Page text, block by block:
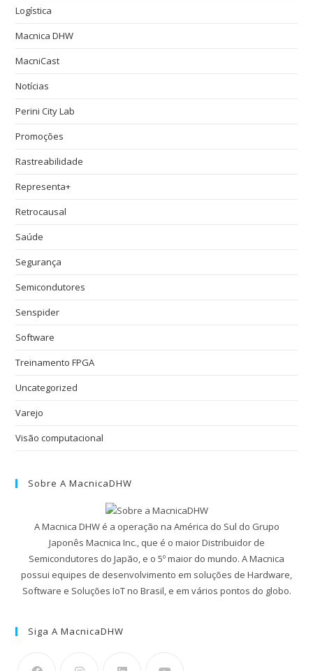
Logística
Macnica DHW
MacniCast
Notícias
Perini City Lab
Promoções
Rastreabilidade
Representa+
Retrocausal
Saúde
Segurança
Semicondutores
Senspider
Software
Treinamento FPGA
Uncategorized
Varejo
Visão computacional
Sobre A MacnicaDHW
A Macnica DHW é a operação na América do Sul do Grupo
Japonês Macnica Inc., que é o maior Distribuidor de
Semicondutores do Japão, e o 5º maior do mundo. A Macnica
possui equipes de desenvolvimento em soluções de Hardware,
Software e Soluções IoT no Brasil, e em vários pontos do globo.
Siga A MacnicaDHW